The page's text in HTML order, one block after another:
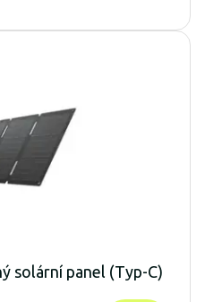
solární panel (Typ-C)